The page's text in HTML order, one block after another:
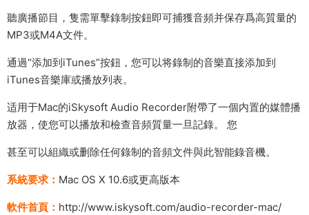
聽廣播節目，隻需單擊錄制按鈕即可捕獲音頻并保存爲高質量的
MP3或M4A文件。
通過“添加到iTunes”按鈕，您可以将錄制的音樂直接添加到
iTunes音樂庫或播放列表。
适用于Mac的iSkysoft Audio Recorder附帶了一個内置的媒體播
放器，使您可以播放和檢查音頻質量一旦記錄。 您
甚至可以組織或删除任何錄制的音頻文件與此智能錄音機。
系統要求： Mac OS X 10.6或更高版本
軟件首頁： http://www.iskysoft.com/audio-recorder-mac/